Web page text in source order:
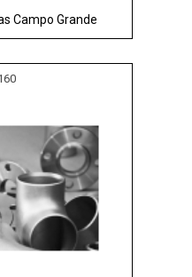
Campo Grande